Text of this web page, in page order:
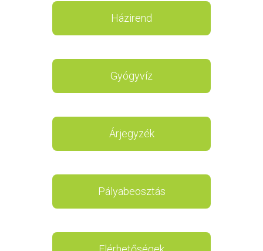
Házirend
Gyógyvíz
Árjegyzék
Pályabeosztás